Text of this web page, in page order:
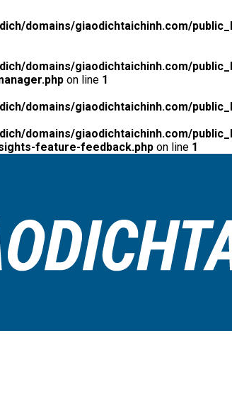
domains/giaodichtaichinh.com/
domains/giaodichtaichinh.com/
on line 1
domains/giaodichtaichinh.com/
domains/giaodichtaichinh.com/
feature-feedback.php on line 1